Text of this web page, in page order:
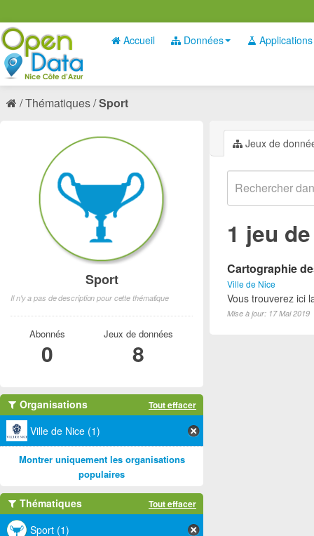
Accueil Données Applications
Thématiques Sport
Jeux de
1 jeu
Cartographie
Ville de Nice
Vous trouverez ici
Mise à jour: 17 Mai 2019
Sport
Il n'y a pas de description pour cette thématique
Abonnés
0
Jeux de données
8
Organisations Tout effacer
Ville de Nice (1)
Montrer uniquement les organisations
populaires
Thématiques Tout effacer
Sport (1)